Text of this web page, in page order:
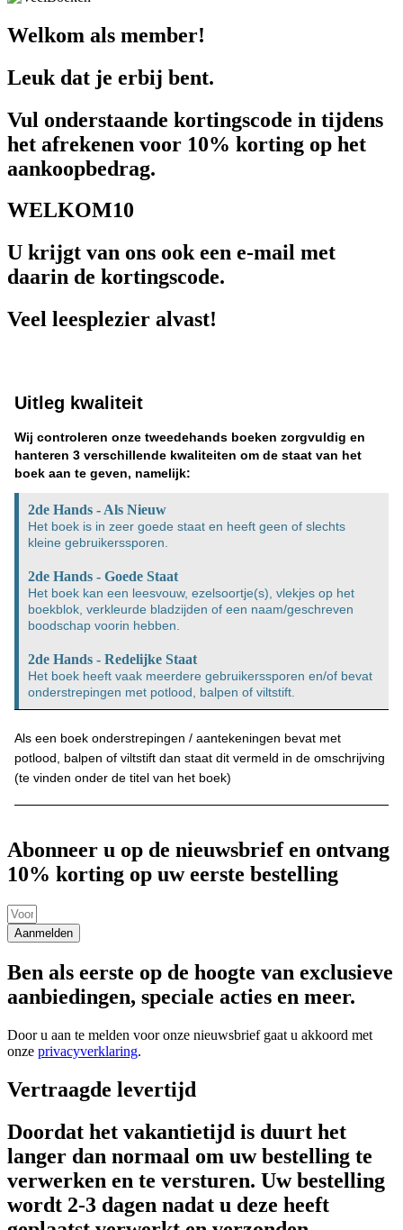
Welkom als member!
Leuk dat je erbij bent.
Vul onderstaande kortingscode in tijdens
het afrekenen voor 10% korting op het
aankoopbedrag.
WELKOM10
U krijgt van ons ook een e-mail met
daarin de kortingscode.
Veel leesplezier alvast!
Uitleg kwaliteit
Wij controleren onze tweedehands boeken zorgvuldig en
hanteren 3 verschillende kwaliteiten om de staat van het
boek aan te geven, namelijk:
2de Hands - Als Nieuw
Het boek is in zeer goede staat en heeft geen of slechts
kleine gebruikerssporen.
2de Hands - Goede Staat
Het boek kan een leesvouw, ezelsoortje(s), vlekjes op het
boekblok, verkleurde bladzijden of een naam/geschreven
boodschap voorin hebben.
2de Hands - Redelijke Staat
Het boek heeft vaak meerdere gebruikerssporen en/of bevat
onderstrepingen met potlood, balpen of viltstift.
Als een boek onderstrepingen / aantekeningen bevat met
potlood, balpen of viltstift dan staat dit vermeld in de omschrijving
(te vinden onder de titel van het boek)
Abonneer u op de nieuwsbrief en ontvang
10% korting op uw eerste bestelling
Aanmelden
Ben als eerste op de hoogte van exclusieve
aanbiedingen, speciale acties en meer.
Door u aan te melden voor onze nieuwsbrief gaat u akkoord met
onze privacyverklaring.
Vertraagde levertijd
Doordat het vakantietijd is duurt het
langer dan normaal om uw bestelling te
verwerken en te versturen. Uw bestelling
wordt 2-3 dagen nadat u deze heeft